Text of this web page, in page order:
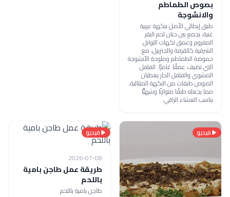
بصوص الطماطم
والانشوجة
طبق إيطالي الأصل بنكهة عربية
غنية، يجمع بين حنان لحم البقر
المفروم وعمق نكهات التوابل
الشرقية كالقرفة والجنزبيل، مع
حموضة الطماطم وملوحة الأنشوجة
التي تضيف عمقًا غامرًا. الفلفل
المشوي والفلفل الحار يعطيان
الصوص طبقات من النكهة المتتالية،
مما يجعله طبقًا متوازنًا وشهيًّا
يناسب العشاء الراقي
فيديو فيديو
2026-07-08
طريقة عمل طاجن بامية
باللحم
طاجن بامية باللحم